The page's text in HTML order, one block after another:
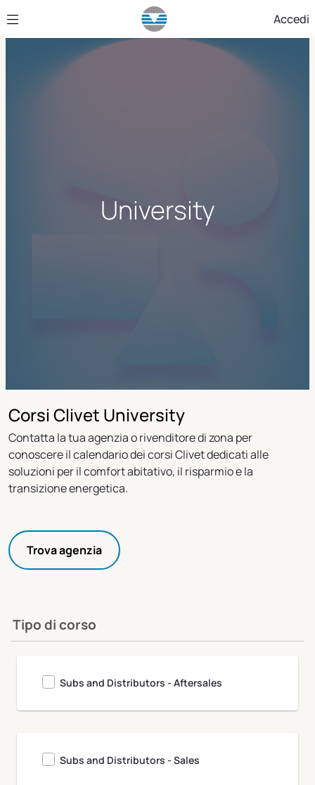
Skip to Main Content Accedi
University
Corsi Clivet University
Contatta la tua agenzia o rivenditore di zona per
conoscere il calendario dei corsi Clivet dedicati alle
soluzioni per il comfort abitativo, il risparmio e la
transizione energetica.
Trova agenzia
Tipo di corso
Subs and Distributors - Aftersales
Subs and Distributors - Sales